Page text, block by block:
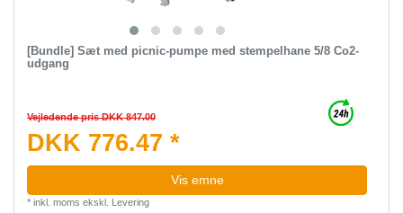
[Bundle] Sæt med picnic-pumpe med stempelhane 5/8 Co2-
udgang
Vejledende pris DKK 847.00
DKK 776.47 *
Vis emne
* inkl. moms ekskl. Levering